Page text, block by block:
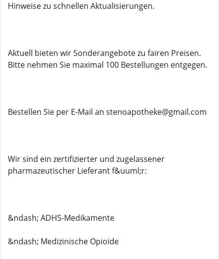
Hinweise zu schnellen Aktualisierungen.
Aktuell bieten wir Sonderangebote zu fairen Preisen.
Bitte nehmen Sie maximal 100 Bestellungen entgegen.
Bestellen Sie per E-Mail an stenoapotheke@gmail.com
Wir sind ein zertifizierter und zugelassener
pharmazeutischer Lieferant f&uuml;r:
&ndash; ADHS-Medikamente
&ndash; Medizinische Opioide